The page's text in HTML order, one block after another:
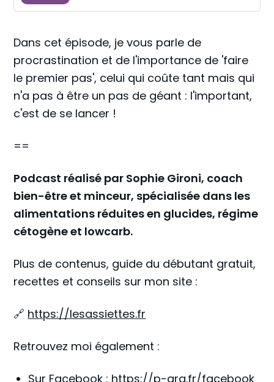
Dans cet épisode, je vous parle de
procrastination et de l'importance de 'faire
le premier pas', celui qui coûte tant mais qui
n'a pas à être un pas de géant : l'important,
c'est de se lancer !
==
Podcast réalisé par Sophie Gironi, coach
bien-être et minceur, spécialisée dans les
alimentations réduites en glucides, régime
cétogène et lowcarb.
Plus de contenus, guide du débutant gratuit,
recettes et conseils sur mon site :
🔗 https://lesassiettes.fr
Retrouvez moi également :
Sur Facebook : https://p-arg.fr/facebook